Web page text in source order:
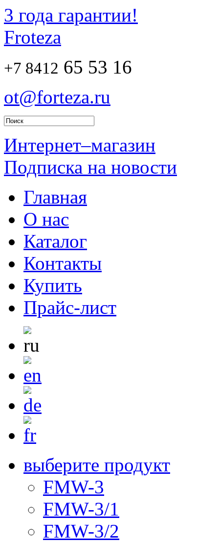
3 года гарантии!
Froteza
+7 8412 65 53 16
ot@forteza.ru
Интернет–магазин
Подписка на новости
Главная
О нас
Каталог
Контакты
Купить
Прайс-лист
выберите продукт
FMW-3
FMW-3/1
FMW-3/2